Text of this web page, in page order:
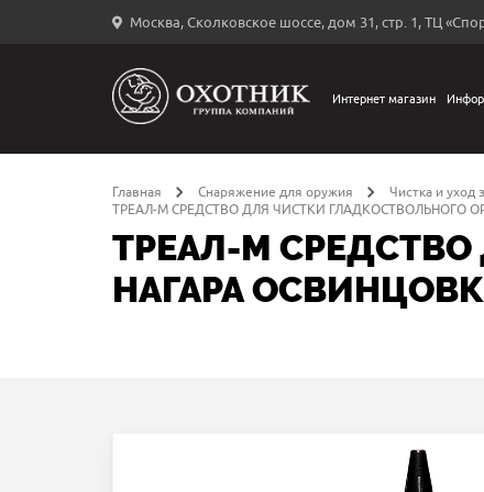
Москва, Сколковское шоссе, дом 31, стр. 1, ТЦ
←
Интернет магазин
Главная Снаряжение для оружия
Чистка и уход
ТРЕАЛ-М СРЕДСТВО ДЛЯ ЧИСТКИ ГЛАДКОСТВОЛЬНОГО
ТРЕАЛ-М
НАГАРА